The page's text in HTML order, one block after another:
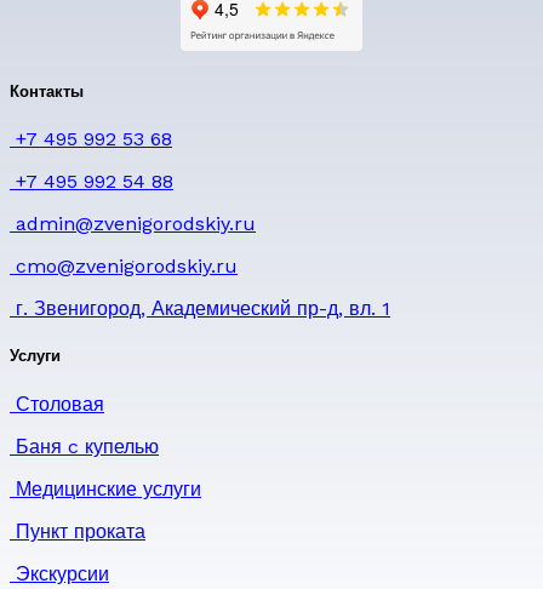
Контакты
+7 495 992 53 68
+7 495 992 54 88
admin@zvenigorodskiy.ru
cmo@zvenigorodskiy.ru
г. Звенигород, Академический пр-д, вл. 1
Услуги
Столовая
Баня c купелью
Медицинские услуги
Пункт проката
Экскурсии